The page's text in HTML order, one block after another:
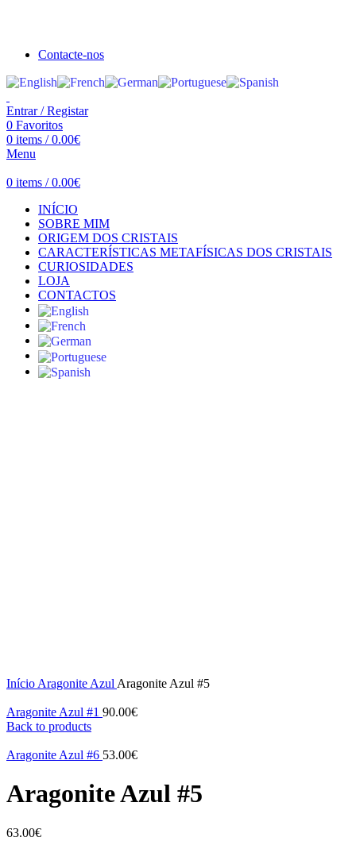
Contacte-nos
Entrar / Registar
0 Favoritos
0 items / 0.00€
Menu
0 items / 0.00€
INÍCIO
SOBRE MIM
ORIGEM DOS CRISTAIS
CARACTERÍSTICAS METAFÍSICAS DOS CRISTAIS
CURIOSIDADES
LOJA
CONTACTOS
Início Aragonite Azul Aragonite Azul #5
Aragonite Azul #1 90.00€
Back to products
Aragonite Azul #6 53.00€
Aragonite Azul #5
63.00€